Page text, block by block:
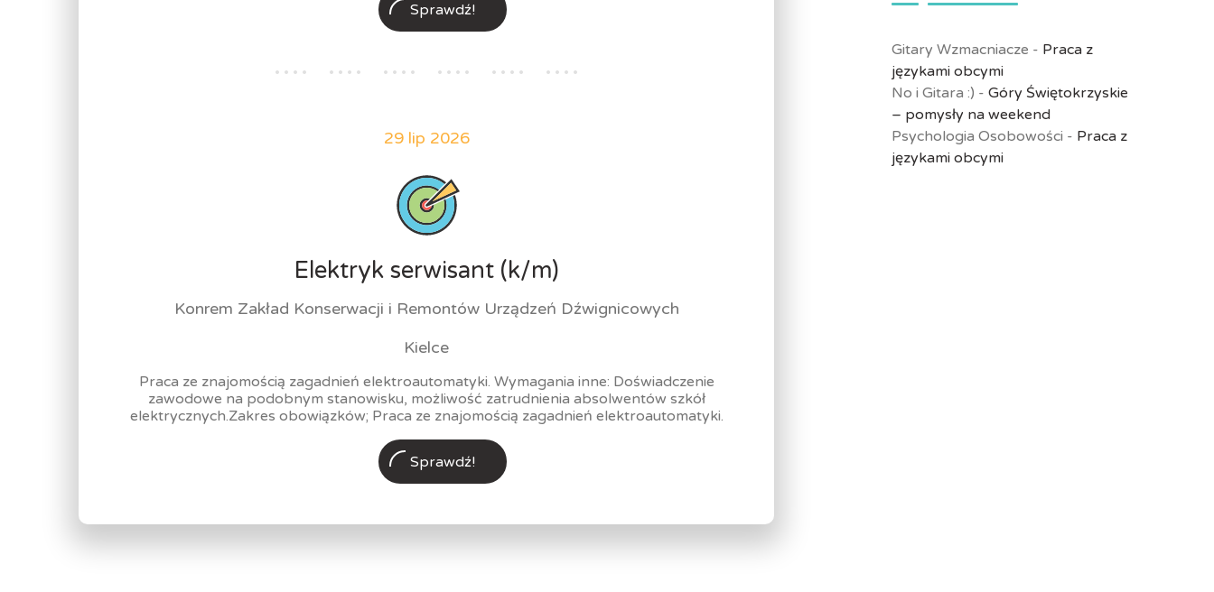
Sprawdź!
29 lip 2026
Elektryk serwisant (k/m)
Konrem Zakład Konserwacji i Remontów Urządzeń Dźwignicowych
Kielce
Praca ze znajomością zagadnień elektroautomatyki. Wymagania inne: Doświadczenie
zawodowe na podobnym stanowisku, możliwość zatrudnienia absolwentów szkół
elektrycznych.Zakres obowiązków; Praca ze znajomością zagadnień elektroautomatyki.
Sprawdź!
Gitary Wzmacniacze - Praca z
językami obcymi
No i Gitara :) - Góry Świętokrzyskie
– pomysły na weekend
Psychologia Osobowości - Praca z
językami obcymi